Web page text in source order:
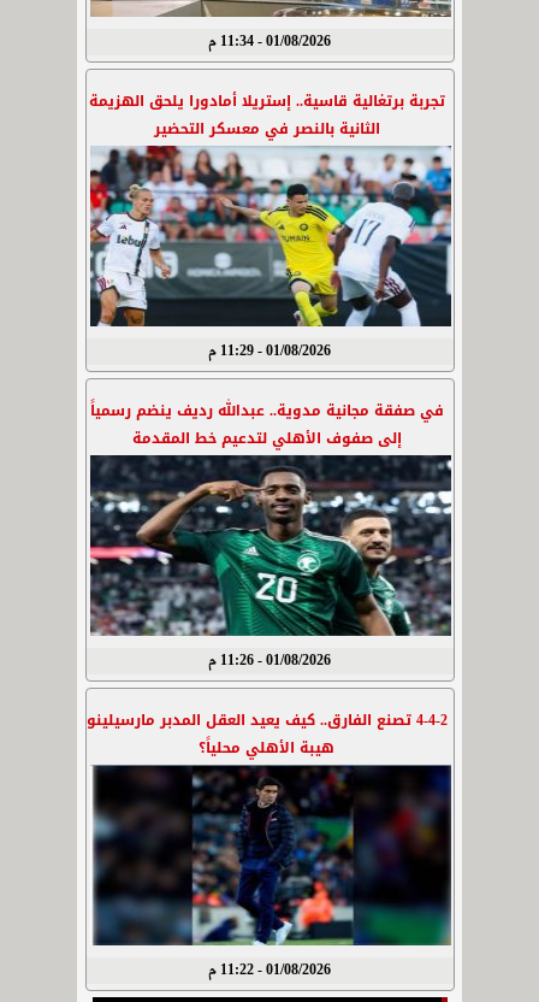
01/08/2026 - 11:34 م
تجربة برتغالية قاسية.. إستريلا أمادورا يلحق الهزيمة
الثانية بالنصر في معسكر التحضير
01/08/2026 - 11:29 م
في صفقة مجانية مدوية.. عبدالله رديف ينضم رسمياً
إلى صفوف الأهلي لتدعيم خط المقدمة
01/08/2026 - 11:26 م
4-4-2 تصنع الفارق.. كيف يعيد العقل المدبر مارسيلينو
هيبة الأهلي محلياً؟
01/08/2026 - 11:22 م